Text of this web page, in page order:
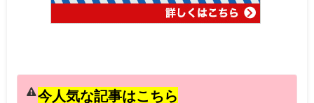
今人気な記事はこちら